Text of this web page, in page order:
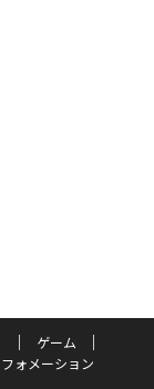
ゲーム
ォメーション